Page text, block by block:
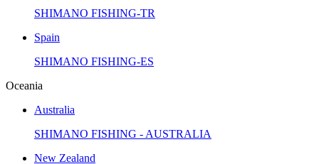
SHIMANO FISHING-TR
Spain
SHIMANO FISHING-ES
Oceania
Australia
SHIMANO FISHING - AUSTRALIA
New Zealand